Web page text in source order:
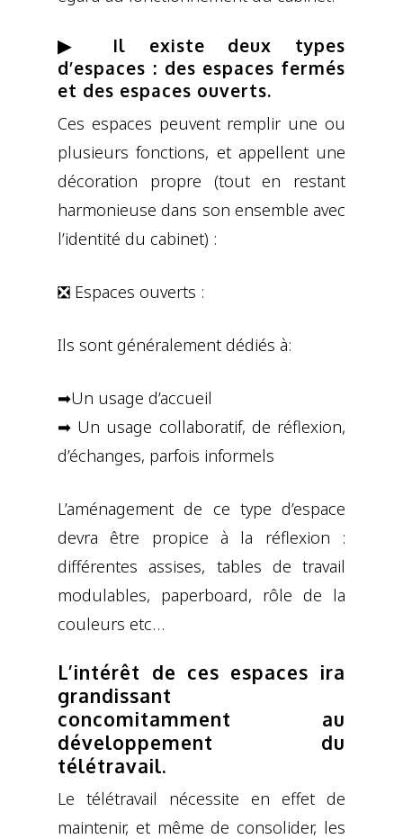
▶ Il existe deux types
d’espaces : des espaces fermés
et des espaces ouverts.
Ces espaces peuvent remplir une ou
plusieurs fonctions, et appellent une
décoration propre (tout en restant
harmonieuse dans son ensemble avec
l’identité du cabinet) :
❎ Espaces ouverts :
Ils sont généralement dédiés à:
➡Un usage d’accueil
➡ Un usage collaboratif, de réflexion,
d’échanges, parfois informels
L’aménagement de ce type d’espace
devra être propice à la réflexion :
différentes assises, tables de travail
modulables, paperboard, rôle de la
couleurs etc…
L’intérêt de ces espaces ira
grandissant
concomitamment au
développement du
télétravail.
Le télétravail nécessite en effet de
maintenir, et même de consolider, les